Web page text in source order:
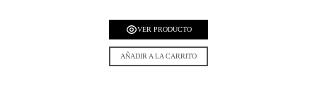
VER PRODUCTO
AÑADIR A LA CARRITO